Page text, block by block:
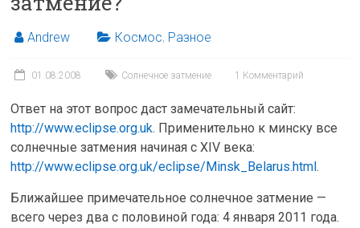
Andrew Космос, Разное
01.08.2008 Солнечное затмение 1 Комментарий
Ответ на этот вопрос даст замечательный сайт:
http://www.eclipse.org.uk. Применительно к минску все
солнечные затмения начиная с XIV века:
http://www.eclipse.org.uk/eclipse/Minsk_Belarus.html.
Ближайшее примечательное солнечное затмение —
всего через два с половиной года: 4 января 2011 года.